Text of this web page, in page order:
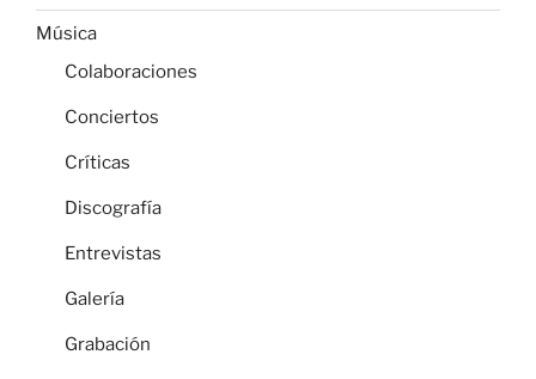
Música
Colaboraciones
Conciertos
Críticas
Discografía
Entrevistas
Galería
Grabación